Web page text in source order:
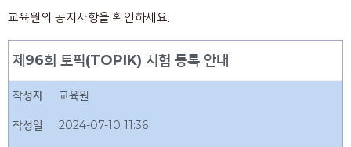
교육원의 공지사항을 확인하세요.
제96회 토픽(TOPIK) 시험 등록 안내
작성자 교육원
작성일 2024-07-10 11:36